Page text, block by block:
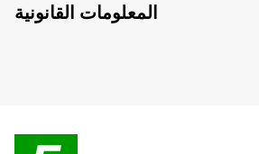
المعلومات القانونية